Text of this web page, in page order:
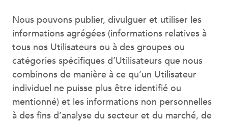
Nous pouvons publier, divulguer et utiliser les
informations agrégées (informations relatives à
tous nos Utilisateurs ou à des groupes ou
catégories spécifiques d’Utilisateurs que nous
combinons de manière à ce qu’un Utilisateur
individuel ne puisse plus être identifié ou
mentionné) et les informations non personnelles
à des fins d’analyse du secteur et du marché, de